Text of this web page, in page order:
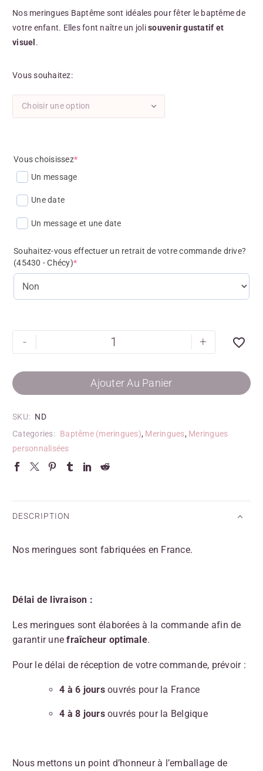
Nos meringues Baptême sont idéales pour fêter le baptême de
votre enfant. Elles font naître un jolisouvenir gustatif et
visuel .
Vous souhaitez
Choisir une option
Vous choisissez*
Un message
Une date
Un message et une date
Souhaitez-vous effectuer un retrait de votre commande drive?
(45430 - Chécy)*
- +
Ajouter Au Panier
SKU: ND
Categories: Baptême (meringues), Meringues, Meringues
personnalisées
DESCRIPTION
Nos meringues sont fabriquées en France.
Délai de livraison :
Les meringues sont élaborées à la commande afin de
garantir unefraîcheur optimale.
Pour le délai de réception de votre commande, prévoir :
4 à 6 jours ouvrés pour la France
4 à 8 jours ouvrés pour la Belgique
Nous mettons un point d’honneur à l’emballage de